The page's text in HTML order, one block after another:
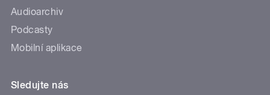
Audioarchiv
Podcasty
Mobilní aplikace
Sledujte nás